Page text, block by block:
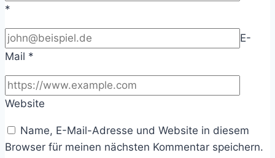
*
E-
Mail *
Website
Name, E-Mail-Adresse und Website in diesem
Browser für meinen nächsten Kommentar speichern.